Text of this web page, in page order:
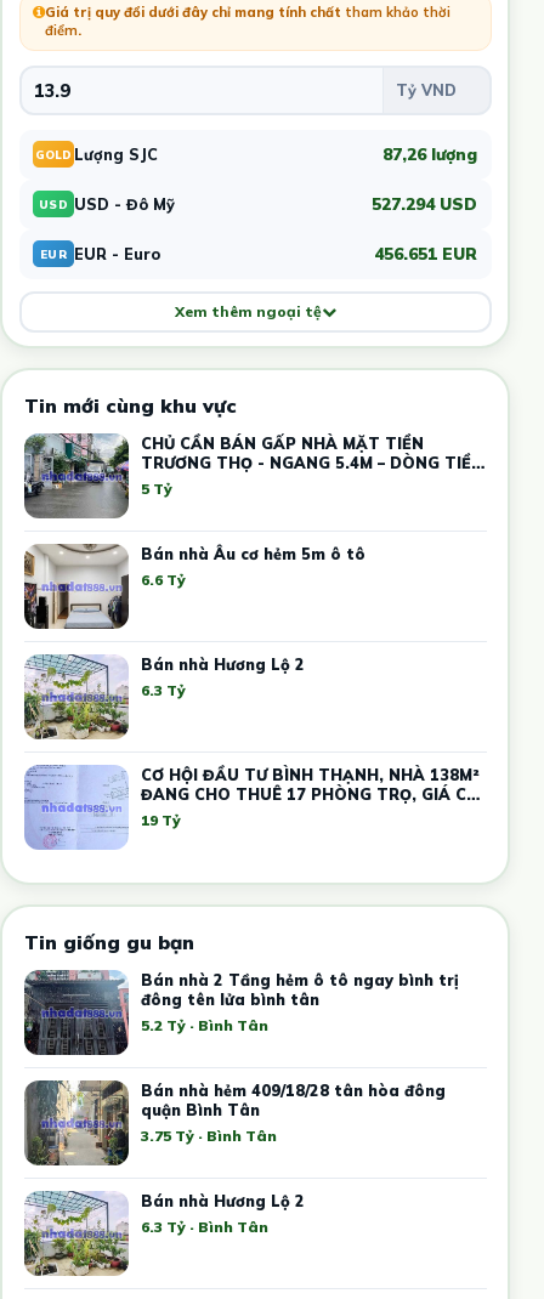
Giá trị quy đổi dưới đây chỉ mang tính chất tham khảo thời
điểm.
GOLD Lượng SJC 87,26 lượng
USD USD - Đô Mỹ 527.294 USD
EUR EUR - Euro 456.651 EUR
Xem thêm ngoại tệ
Tin mới cùng khu vực
CHỦ CẦN BÁN GẤP NHÀ MẶT TIỀN
TRƯƠNG THỌ - NGANG 5.4M – DÒNG TIỀN
12 TRIỆU
5 Tỷ
Bán nhà Âu cơ hẻm 5m ô tô
6.6 Tỷ
Bán nhà Hương Lộ 2
6.3 Tỷ
CƠ HỘI ĐẦU TƯ BÌNH THẠNH, NHÀ 138M²
ĐANG CHO THUÊ 17 PHÒNG TRỌ, GIÁ CHỈ
19 TỶ
19 Tỷ
Tin giống gu bạn
Bán nhà 2 Tầng hẻm ô tô ngay bình trị
đông tên lửa bình tân
5.2 Tỷ · Bình Tân
Bán nhà hẻm 409/18/28 tân hòa đông
quận Bình Tân
3.75 Tỷ · Bình Tân
Bán nhà Hương Lộ 2
6.3 Tỷ · Bình Tân